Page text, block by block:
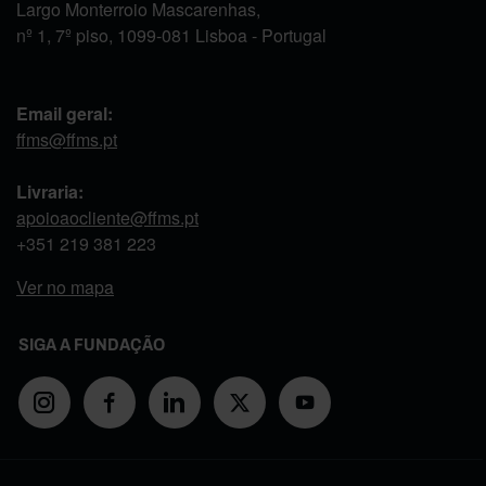
Largo Monterroio Mascarenhas,
nº 1, 7º piso, 1099-081 Lisboa - Portugal
Email geral:
ffms@ffms.pt
Livraria:
apoioaocliente@ffms.pt
+351 219 381 223
Ver no mapa
SIGA A FUNDAÇÃO